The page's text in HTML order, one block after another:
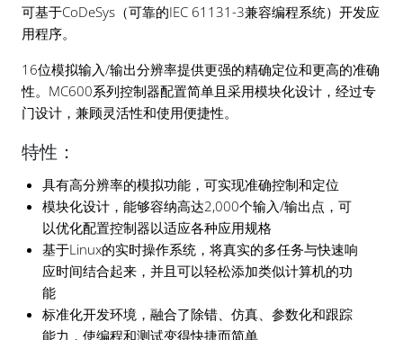
可基于CoDeSys（可靠的IEC 61131-3兼容编程系统）开发应
用程序。
16位模拟输入/输出分辨率提供更强的精确定位和更高的准确
性。MC600系列控制器配置简单且采用模块化设计，经过专
门设计，兼顾灵活性和使用便捷性。
特性：
具有高分辨率的模拟功能，可实现准确控制和定位
模块化设计，能够容纳高达2,000个输入/输出点，可
以优化配置控制器以适应各种应用规格
基于Linux的实时操作系统，将真实的多任务与快速响
应时间结合起来，并且可以轻松添加类似计算机的功
能
标准化开发环境，融合了除错、仿真、参数化和跟踪
能力，使编程和测试变得快捷而简单